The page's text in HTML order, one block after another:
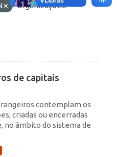
Organizações:
de capitais
contemplam os
criadas ou encerradas
no âmbito do sistema de